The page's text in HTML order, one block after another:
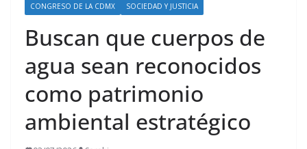
CONGRESO DE LA CDMX SOCIEDAD Y JUSTICIA
Buscan que cuerpos de
agua sean reconocidos
como patrimonio
ambiental estratégico